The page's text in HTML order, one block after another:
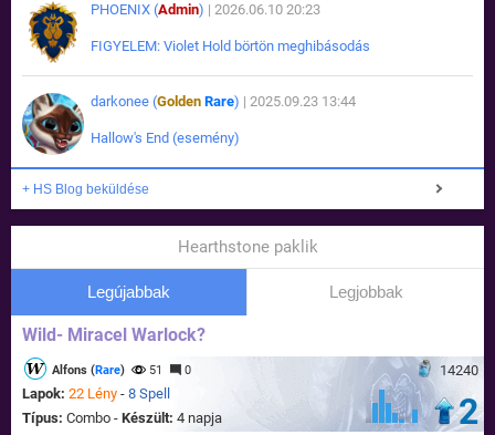
PHOENIX (Admin) | 2026.06.10 20:23
FIGYELEM: Violet Hold börtön meghibásodás
darkonee (Golden Rare) | 2025.09.23 13:44
Hallow's End (esemény)
+ HS Blog beküldése
Hearthstone paklik
Legújabbak Legjobbak
Wild- Miracel Warlock?
14240
Alfons (Rare) 51 0
Lapok: 22 Lény - 8 Spell
Típus: Combo - Készült: 4 napja 2